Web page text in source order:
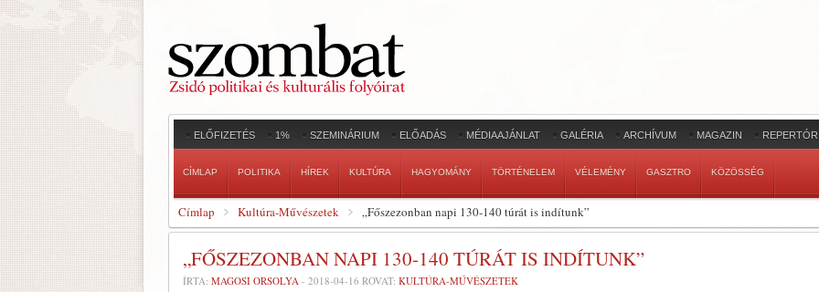
ELŐFIZETÉS 1% SZEMINÁRIUM ELŐADÁS MÉDIAAJÁNLAT GALÉRIA ARCHÍVUM MAGAZIN
CÍMLAP POLITIKA HÍREK KULTÚRA HAGYOMÁNY TÖRTÉNELEM VÉLEMÉNY GASZTRO KÖZÖSSÉG
Címlap Kultúra-Művészetek „Főszezonban napi 130-140 túrát is indítunk”
„FŐSZEZONBAN NAPI 130-140 TÚRÁT IS INDÍTUNK”
ÍRTA: MAGOSI ORSOLYA - 2018-04-16 ROVAT: KULTÚRA-MŰVÉSZETEK